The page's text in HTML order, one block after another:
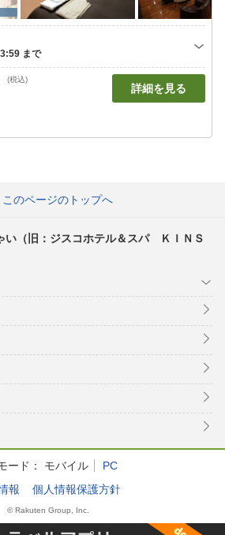
(税込)
詳細を見る
このページのトップへ
い（旧：ジスコホテル＆スパ ＫＩＮＳ
ード： モバイル
PC
報
個人情報保護方針
© Rakuten Group, Inc.